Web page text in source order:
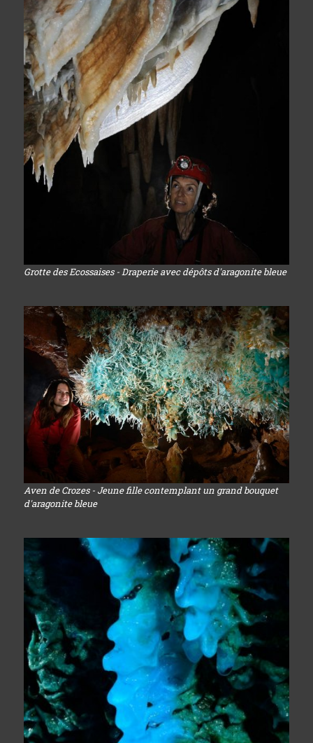
Grotte des Ecossaises - Draperie avec dépôts d'aragonite bleue
Aven de Crozes - Jeune fille contemplant un grand bouquet
d'aragonite bleue